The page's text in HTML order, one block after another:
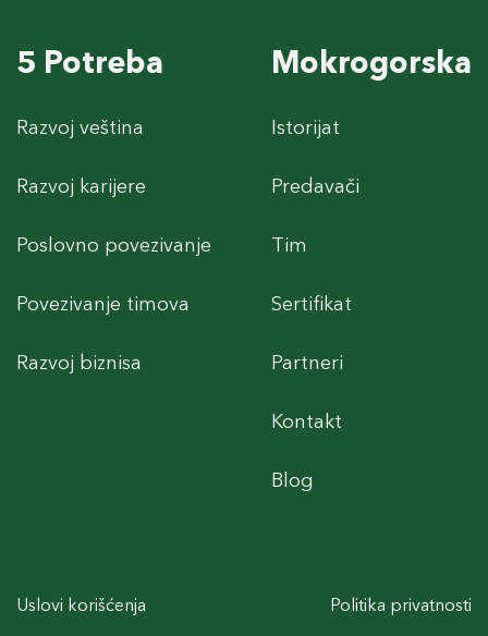
5 Potreba
Razvoj veština
Razvoj karijere
Poslovno povezivanje
Povezivanje timova
Razvoj biznisa
Mokrogorska
Istorijat
Predavači
Tim
Sertifikat
Partneri
Kontakt
Blog
Uslovi korišćenja Politika privatnosti